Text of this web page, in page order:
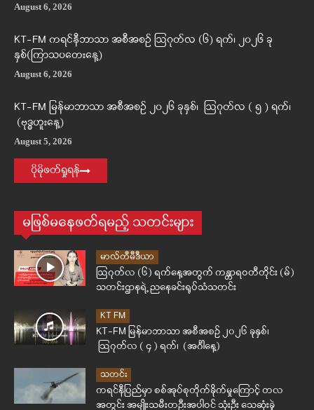
August 6, 2026
KT-FM ကရင်နီဘာသာ အစီအစဉ် ဩဂုတ်လ (၆) ရက်၊ ၂၀၂၆ ခု
နှစ်(ကြာသပတေးနေ့)
August 6, 2026
KT-FM မြန်မာဘာသာ အစီအစဉ် ၂၀၂၆ ခုနှစ်၊ ဩဂုတ်လ ( ၅ ) ရက်၊
(ဗုဒ္ဓဟူးနေ့)
August 5, 2026
ပိုမိုဖတ်ရှုရန်
မဖြစ်မနေဖတ်ရမည့် သတင်းများ
မာလ်တီမီဒီယာ
ဩဂုတ်လ (၆) ရက်နေ့အတွက် ကန္တာရဝတီတိုင်း (မ်)
သတင်းဌာနရဲ့ ညနေခင်းရုပ်သံသတင်း
KT FM
KT-FM မြန်မာဘာသာ အစီအစဉ် ၂၀၂၆ ခုနှစ်၊
ဩဂုတ်လ ( ၄ ) ရက်၊ (အင်္ဂါနေ့)
သတင်း
ကရင်နီပြည်မှာ စစ်အုပ်စုတိုက်ခိုက်မှုကြောင့် တလ
အတွင်း အမျိုးသမီးတဦးအပါဝင် သုံးဦး သေဆုံးခဲ့